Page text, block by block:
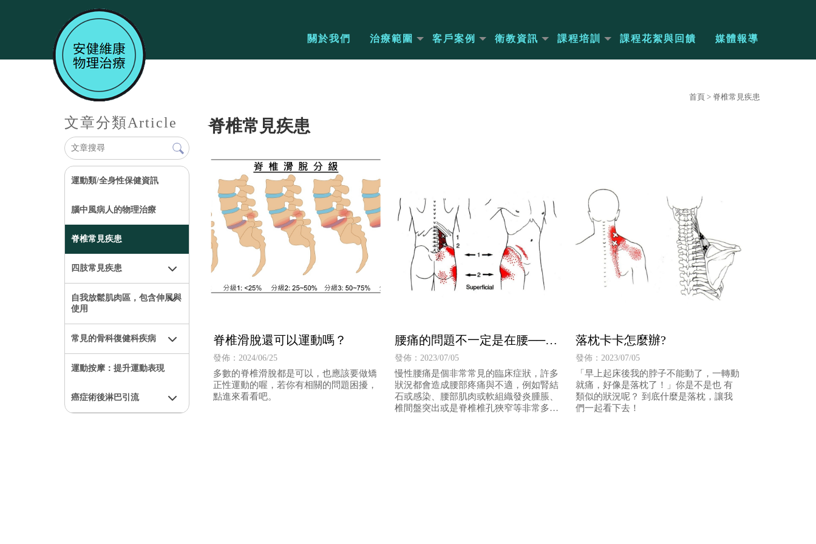
關於我們 治療範圍 客戶案例 衛教資訊 課程培訓 課程花絮與回饋 媒體報導
首頁 > 脊椎常見疾患
文章分類Article
運動類/全身性保健資訊
腦中風病人的物理治療
脊椎常見疾患
四肢常見疾患
自我放鬆肌肉區，包含伸展與
使用
常見的骨科復健科疾病
運動按摩：提升運動表現
癌症術後淋巴引流
脊椎常見疾患
脊椎滑脫還可以運動嗎？
發佈：2024/06/25
多數的脊椎滑脫都是可以，也應該要做矯
正性運動的喔，若你有相關的問題困擾，
點進來看看吧。
腰痛的問題不一定是在腰──慢
性腰痛淺談
發佈：2023/07/05
慢性腰痛是個非常常見的臨床症狀，許多
狀況都會造成腰部疼痛與不適，例如腎結
石或感染、腰部肌肉或軟組織發炎腫脹、
椎間盤突出或是脊椎椎孔狹窄等非常多種
落枕卡卡怎麼辦?
發佈：2023/07/05
「早上起床後我的脖子不能動了，一轉動
就痛，好像是落枕了！」你是不是也 有
類似的狀況呢？ 到底什麼是落枕，讓我
們一起看下去！